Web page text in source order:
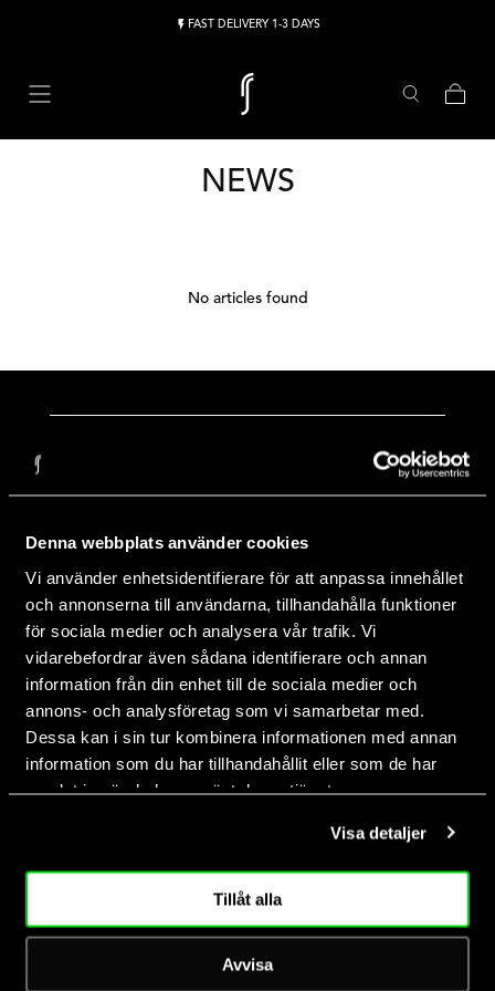
Denna webbplats använder cookies
Vi använder enhetsidentifierare för att anpassa innehållet
och annonserna till användarna, tillhandahålla funktioner
för sociala medier och analysera vår trafik. Vi
vidarebefordrar även sådana identifierare och annan
information från din enhet till de sociala medier och
annons- och analysföretag som vi samarbetar med.
Dessa kan i sin tur kombinera informationen med annan
information som du har tillhandahållit eller som de har
samlat in när du har använt deras tjänster.
Visa detaljer
Tillåt alla
Avvisa
FAST DELIVERY 1-3 DAYS
NEWS
No articles found
EMAIL
SUBMIT
Change shipping country: USD | $
SHOP NOW
Men's Sportswear
Junior Sportswear
Padel Equipment